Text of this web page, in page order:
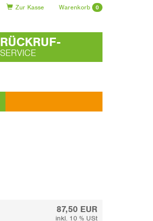
Zur Kasse Warenkorb 0
RÜCKRUF-
SERVICE
87,50 EUR
inkl. 10 % USt